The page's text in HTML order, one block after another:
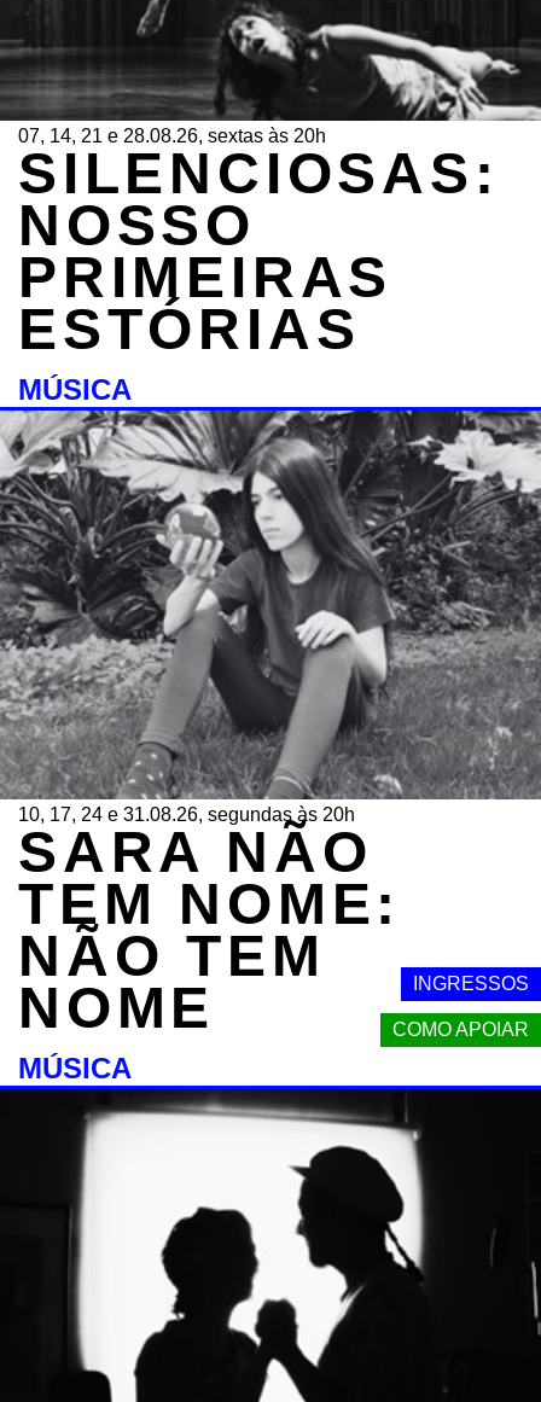
INGRESSOS
COMO APOIAR
07, 14, 21 e 28.08.26, sextas às 20h
SILENCIOSAS:
NOSSO
PRIMEIRAS
ESTÓRIAS
MÚSICA
10, 17, 24 e 31.08.26, segundas às 20h
SARA NÃO
TEM NOME:
NÃO TEM
NOME
MÚSICA